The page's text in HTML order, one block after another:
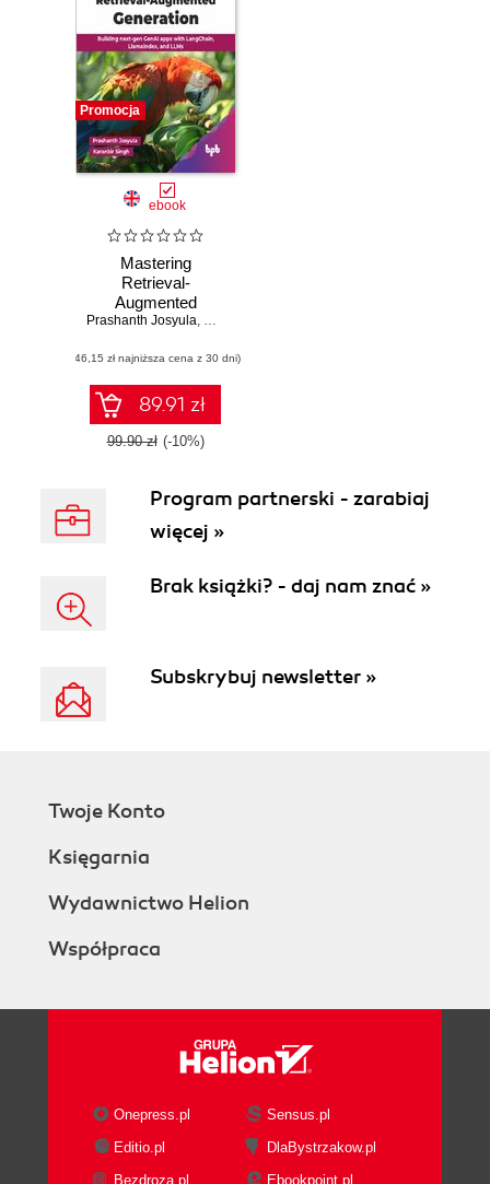
Promocja
ebook
Mastering
Retrieval-
Augmented
Generation
Prashanth Josyula, Karanbir Singh
(46,15 zł najniższa cena z 30 dni)
89.91 zł
99.90 zł (-10%)
Program partnerski - zarabiaj
więcej »
Brak książki? - daj nam znać »
Subskrybuj newsletter »
Twoje Konto
Księgarnia
Wydawnictwo Helion
Współpraca
Onepress.pl
Sensus.pl
Editio.pl
DlaBystrzakow.pl
Bezdroza.pl
Ebookpoint.pl